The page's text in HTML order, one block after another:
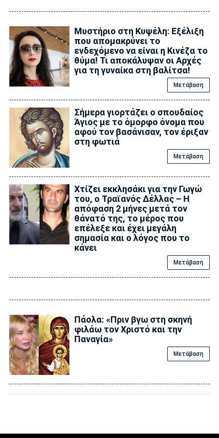
Μυστήριο στη Κυψέλη: Εξέλιξη
που απομακρύνει το
ενδεχόμενο να είναι η Κινέζα το
θύμα! Τι αποκάλυψαν οι Αρχές
για τη γυναίκα στη βαλίτσα!
Μετάβαση
Σήμερα γιορτάζει ο σπουδαίος
Άγιος με το όμορφο όνομα που
αφού τον βασάνισαν, τον έριξαν
στη φωτιά
Μετάβαση
Xτίζει εκκλησάκι για την Γωγώ
του, ο Τραϊανός Δέλλας – Η
απόφαση 2 μήνες μετά τον
θάνατό της, το μέρος που
επέλεξε και έχει μεγάλη
σημασία και ο λόγος που το
κάνει
Μετάβαση
Πάολα: «Πριν βγω στη σκηνή
φιλάω τον Χριστό και την
Παναγία»
Μετάβαση